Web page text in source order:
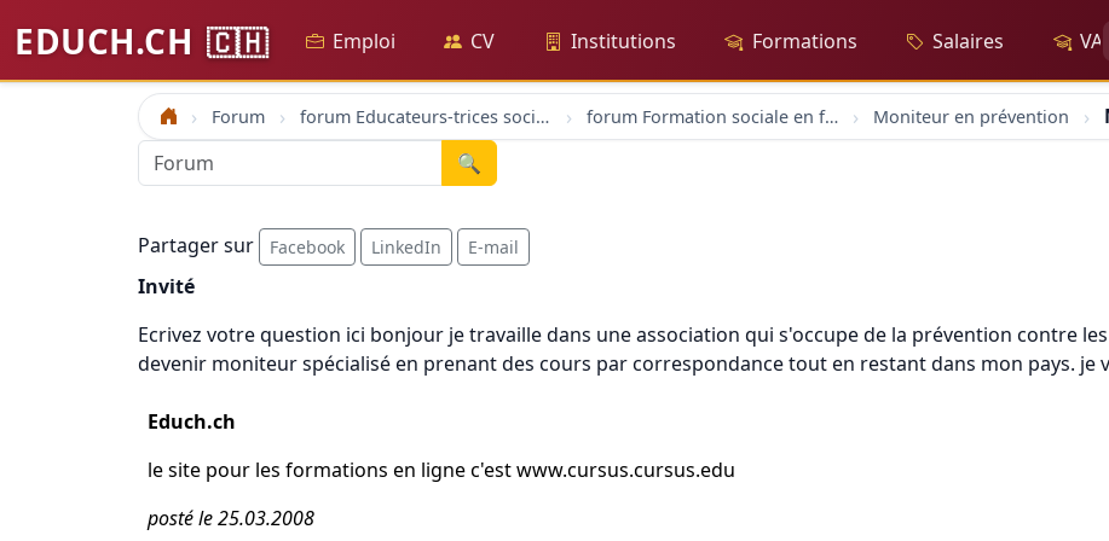
EDUCH.CH 🇨🇭 Emploi CV Institutions Formations Salaires VAE
Accueil Forum forum Educateurs-trices sociaux forum Formation sociale en france Moniteur en prévention
🔍
Partager sur Facebook LinkedIn E-mail
Invité
Ecrivez votre question ici bonjour je travaille dans une association qui s'occupe de la prévention contre
devenir moniteur spécialisé en prenant des cours par correspondance tout en restant dans mon pays.
Educh.ch
le site pour les formations en ligne c'est www.cursus.cursus.edu
posté le 25.03.2008